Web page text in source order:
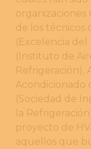
organizaciones
de los técnicos
(Excelencia del
(Instituto de
Refrigeración),
Acondicionado
(Sociedad de
la
proyecto de
aquellos que